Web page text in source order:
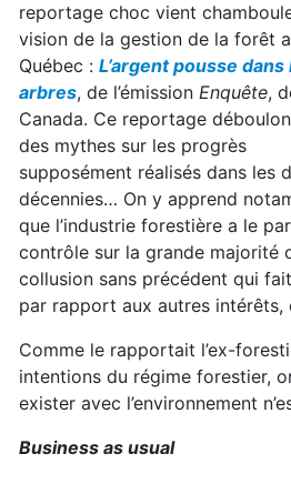
reportage choc vient
vision de la gestion de la forêt
Québec : L’argent pousse dans
arbres, de l’émission Enquête,
Canada. Ce reportage
des mythes sur les progrès
supposément réalisés dans les
décennies… On y apprend
que l’industrie forestière a le
contrôle sur la grande majorité
collusion sans précédent qui
par rapport aux autres
Comme le rapportait l’ex-
intentions du régime forestier,
exister avec l’environnement
Business as usual